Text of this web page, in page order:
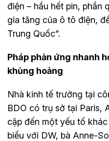
điện – hầu hết pin, phần
gia tăng của ô tô điện,
Trung Quốc”.
Pháp phản ứng nhanh
khủng hoảng
Nhà kinh tế trưởng tại
BDO có trụ sở tại Paris,
cập đến một yếu tố
biểu với DW, bà Anne-